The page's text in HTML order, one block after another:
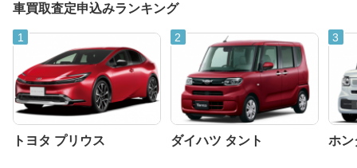
車買取査定申込みランキング
トヨタ プリウス ダイハツ タント ホン